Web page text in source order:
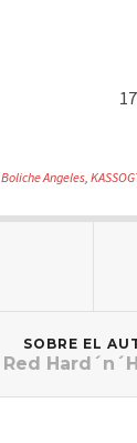
Boliche Angeles,
SOBRE EL
Red